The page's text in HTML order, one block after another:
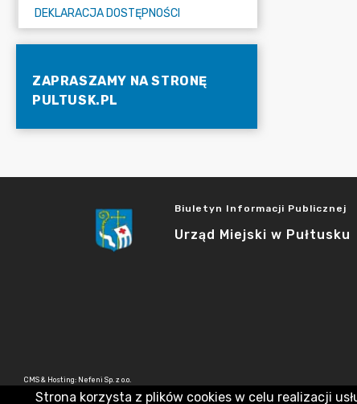
DEKLARACJA DOSTĘPNOŚCI
ZAPRASZAMY NA STRONĘ
PULTUSK.PL
Biuletyn Informacji Publicznej
Urząd Miejski w Pułtusku
CMS & Hosting: Nefeni Sp. z o.o.
Strona korzysta z plików cookies w celu realizacji